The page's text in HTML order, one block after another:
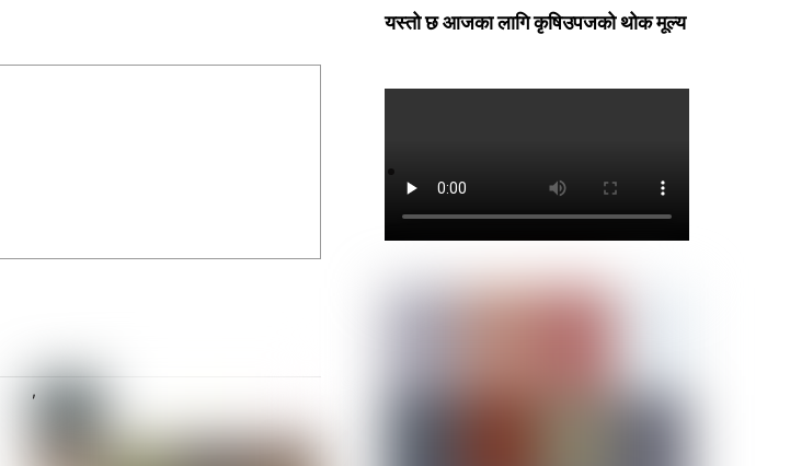
,
यस्तो छ आजका लागि कृषिउपजको थोक मूल्य